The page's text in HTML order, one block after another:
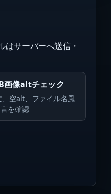
サーバーへ送信・
画像altチェック
空alt、ファイル名風
を確認